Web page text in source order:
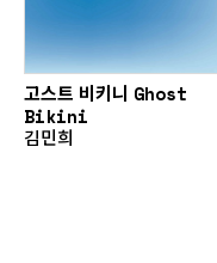
고스트 비키니 Ghost
Bikini
김민희